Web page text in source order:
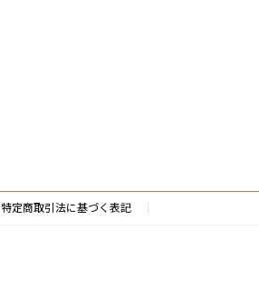
特定商取引法に基づく表記